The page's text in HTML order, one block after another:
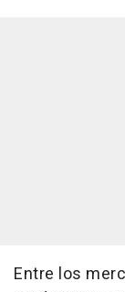
Entre los